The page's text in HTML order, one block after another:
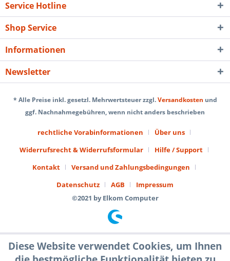
Service Hotline
Shop Service
Informationen
Newsletter
* Alle Preise inkl. gesetzl. Mehrwertsteuer zzgl.Versandkosten und
ggf. Nachnahmegebühren, wenn nicht anders beschrieben
rechtliche Vorabinformationen
Über uns
Widerrufsrecht & Widerrufsformular
Hilfe / Support
Kontakt
Versand und Zahlungsbedingungen
Datenschutz
AGB
Impressum
©2021 by Elkom Computer
Diese Website verwendet Cookies, um Ihnen